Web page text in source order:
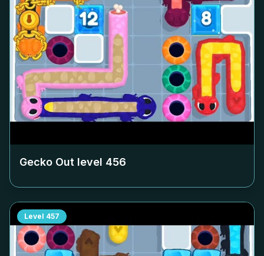
Gecko Out level 456
Level 457